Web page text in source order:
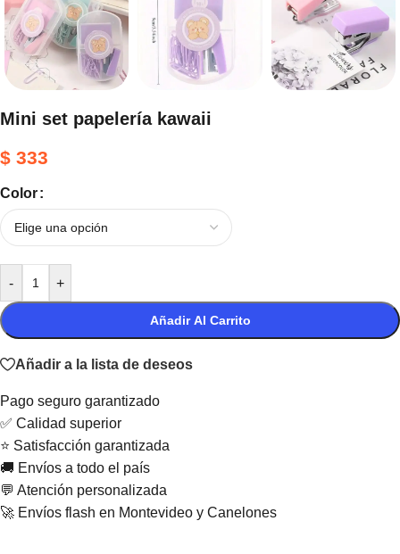
Mini set papelería kawaii
$ 333
Color
- +
Añadir Al Carrito
Añadir a la lista de deseos
Pago seguro garantizado
✅ Calidad superior
⭐ Satisfacción garantizada
🚚 Envíos a todo el país
💬 Atención personalizada
🚀 Envíos flash en Montevideo y Canelones